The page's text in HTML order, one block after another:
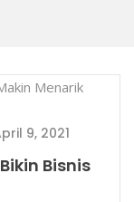
9, 2021
Bisnis